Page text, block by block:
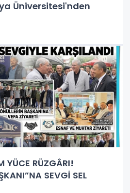
Üniversitesi'nden
YÜCE RÜZGÂRI!
SEVGİ SEL